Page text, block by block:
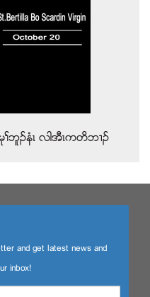
ဘူဥနံၚ လါအီၚကတိဘ႕ဥ
and get latest news and
inbox!